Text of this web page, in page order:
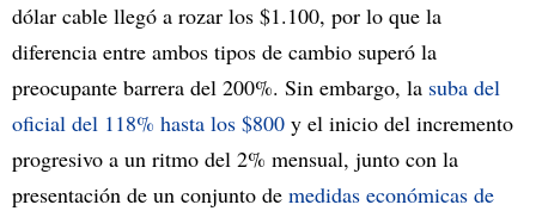
dólar cable llegó a rozar los $1.100, por lo que la
diferencia entre ambos tipos de cambio superó la
preocupante barrera del 200%. Sin embargo, la suba del
oficial del 118% hasta los $800 y el inicio del incremento
progresivo a un ritmo del 2% mensual, junto con la
presentación de un conjunto de medidas económicas de